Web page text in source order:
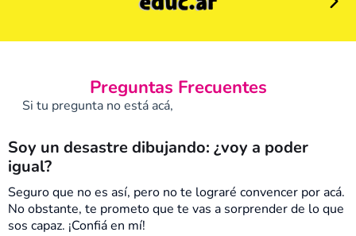
Preguntas Frecuentes
Si tu pregunta no está acá,
Soy un desastre dibujando: ¿voy a poder
igual?
Seguro que no es así, pero no te lograré convencer por acá.
No obstante, te prometo que te vas a sorprender de lo que
sos capaz. ¡Confiá en mí!